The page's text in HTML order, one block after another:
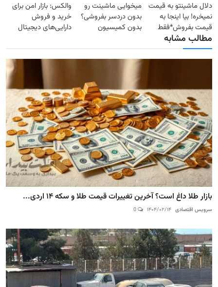
دلال ماشینتو به قیمت
نمیخره! بیا اینجا به
قیمت بفروش*فقط
خریدار واقعی*
میخوایی ماشینت رو
بدون دردسر بفروشی؟
بدون کمیسیون
والکس: بازار امن برای
خرید و فروش
دارایی‌های دیجیتال
مطالب مشابه
بازار طلا داغ است؟ آخرین تغییرات قیمت طلا و سکه ۱۴ اردی...
سرویس اقتصادی ۱۴۰۴/۰۲/۱۴